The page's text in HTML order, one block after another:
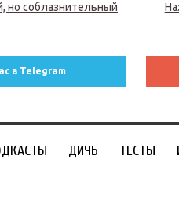
но соблазнительный
в Telegram
ДИЧЬ ТЕСТЫ